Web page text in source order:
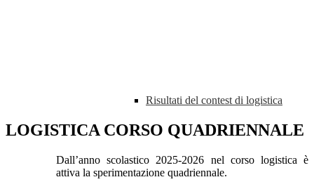
Risultati del contest di logistica
LOGISTICA CORSO QUADRIENNALE
Dall’anno scolastico 2025-2026 nel corso logistica è
attiva la sperimentazione quadriennale.